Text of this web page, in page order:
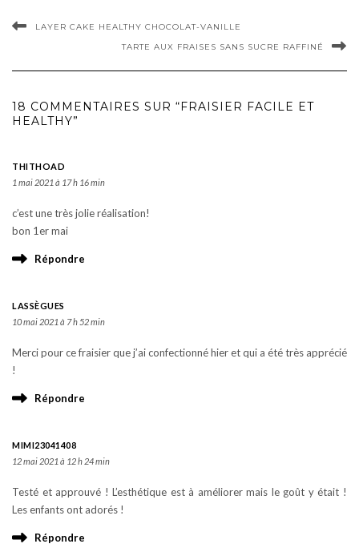
LAYER CAKE HEALTHY CHOCOLAT-VANILLE
TARTE AUX FRAISES SANS SUCRE RAFFINÉ
18 COMMENTAIRES SUR “FRAISIER FACILE ET
HEALTHY”
THITHOAD
1 mai 2021 à 17 h 16 min
c’est une très jolie réalisation!
bon 1er mai
Répondre
LASSÈGUES
10 mai 2021 à 7 h 52 min
Merci pour ce fraisier que j’ai confectionné hier et qui a été très apprécié
!
Répondre
MIMI23041408
12 mai 2021 à 12 h 24 min
Testé et approuvé ! L’esthétique est à améliorer mais le goût y était !
Les enfants ont adorés !
Répondre